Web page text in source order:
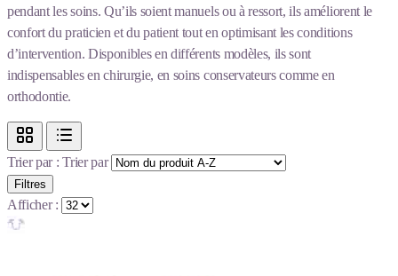
pendant les soins. Qu’ils soient manuels ou à ressort, ils améliorent le
confort du praticien et du patient tout en optimisant les conditions
d’intervention. Disponibles en différents modèles, ils sont
indispensables en chirurgie, en soins conservateurs comme en
orthodontie.
Trier par :Trier par
Filtres
Afficher :